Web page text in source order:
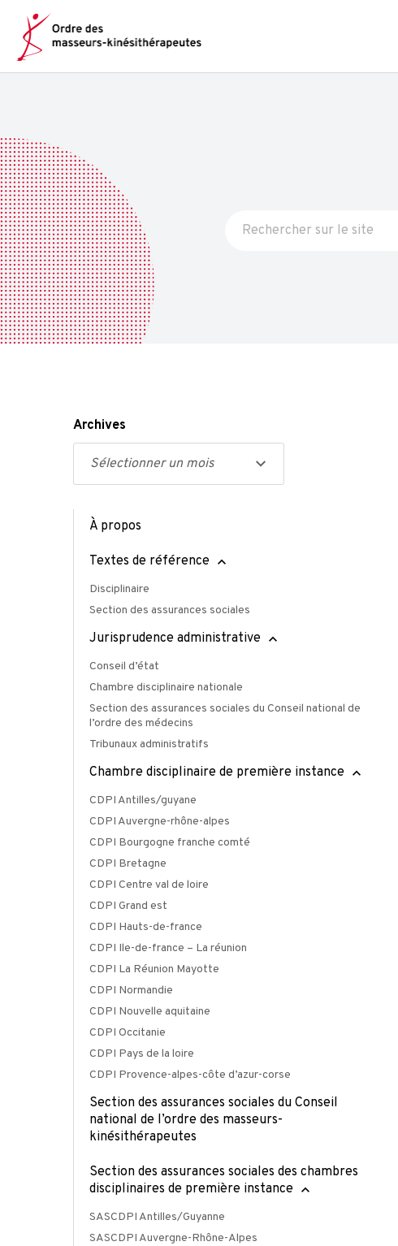
Archives
À propos
Textes de référence
Disciplinaire
Section des assurances sociales
Jurisprudence administrative
Conseil d’état
Chambre disciplinaire nationale
Section des assurances sociales du Conseil national de
l’ordre des médecins
Tribunaux administratifs
Chambre disciplinaire de première instance
CDPI Antilles/guyane
CDPI Auvergne-rhône-alpes
CDPI Bourgogne franche comté
CDPI Bretagne
CDPI Centre val de loire
CDPI Grand est
CDPI Hauts-de-france
CDPI Ile-de-france – La réunion
CDPI La Réunion Mayotte
CDPI Normandie
CDPI Nouvelle aquitaine
CDPI Occitanie
CDPI Pays de la loire
CDPI Provence-alpes-côte d’azur-corse
Section des assurances sociales du Conseil
national de l’ordre des masseurs-
kinésithérapeutes
Section des assurances sociales des chambres
disciplinaires de première instance
SASCDPI Antilles/Guyanne
SASCDPI Auvergne-Rhône-Alpes